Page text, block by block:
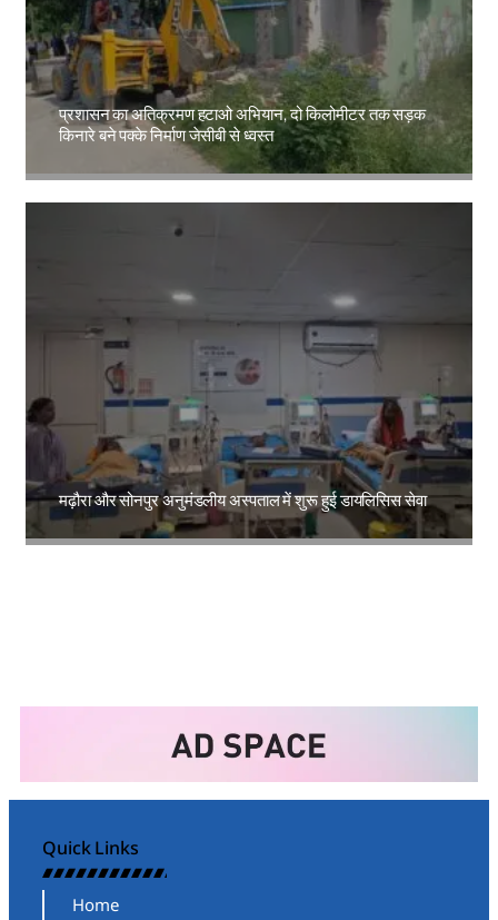
प्रशासन का अतिक्रमण हटाओ अभियान, दो किलोमीटर तक सड़क
किनारे बने पक्के निर्माण जेसीबी से ध्वस्त
मढ़ौरा और सोनपुर अनुमंडलीय अस्पताल में शुरू हुई डायलिसिस सेवा
Amit Lekh
Quick Links
Home